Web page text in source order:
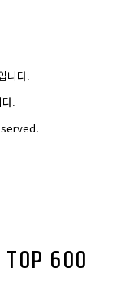
니다.
.
TOP 600